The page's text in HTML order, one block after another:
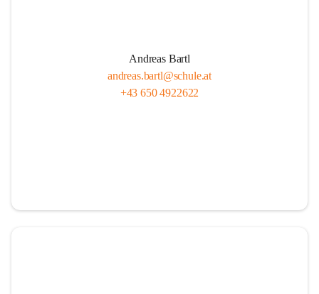
Andreas Bartl
andreas.bartl@schule.at
+43 650 4922622